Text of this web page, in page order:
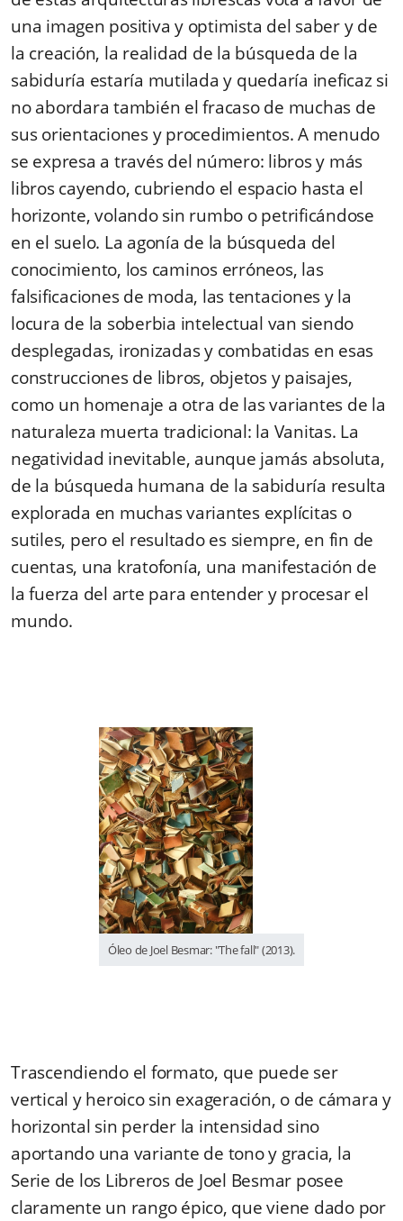
una imagen positiva y optimista del saber y de
la creación, la realidad de la búsqueda de la
sabiduría estaría mutilada y quedaría ineficaz si
no abordara también el fracaso de muchas de
sus orientaciones y procedimientos. A menudo
se expresa a través del número: libros y más
libros cayendo, cubriendo el espacio hasta el
horizonte, volando sin rumbo o petrificándose
en el suelo. La agonía de la búsqueda del
conocimiento, los caminos erróneos, las
falsificaciones de moda, las tentaciones y la
locura de la soberbia intelectual van siendo
desplegadas, ironizadas y combatidas en esas
construcciones de libros, objetos y paisajes,
como un homenaje a otra de las variantes de la
naturaleza muerta tradicional: la Vanitas. La
negatividad inevitable, aunque jamás absoluta,
de la búsqueda humana de la sabiduría resulta
explorada en muchas variantes explícitas o
sutiles, pero el resultado es siempre, en fin de
cuentas, una kratofonía, una manifestación de
la fuerza del arte para entender y procesar el
mundo.
Óleo de Joel Besmar: "The fall" (2013).
Trascendiendo el formato, que puede ser
vertical y heroico sin exageración, o de cámara y
horizontal sin perder la intensidad sino
aportando una variante de tono y gracia, la
Serie de los Libreros de Joel Besmar posee
claramente un rango épico, que viene dado por